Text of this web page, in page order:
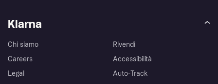
Klarna
Chi siamo
Careers
Legal
Rivendi
Accessibilità
Auto-Track